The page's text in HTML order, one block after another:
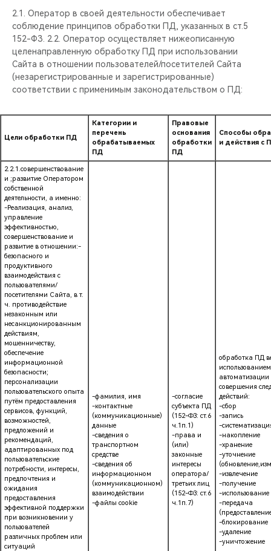
2.1. Оператор в своей деятельности обеспечивает
соблюдение принципов обработки ПД, указанных в ст.5
152-ФЗ. 2.2. Оператор осуществляет нижеописанную
целенаправленную обработку ПД при использовании
Сайта в отношении пользователей/посетителей Сайта
(незарегистрированные и зарегистрированные)
соответствии с применимым законодательством о ПД:
Цели обработки ПД
Категории и
перечень
обрабатываемых
ПД
Правовые
основания
обработки
ПД
Способы
и действия с
2.2.1.совершенствование
и ;развитие Оператором
собственной
деятельности, а именно:
-Реализация, анализ,
управление
эффективностью,
совершенствование и
развитие в отношении:-
безопасного и
продуктивного
взаимодействия с
пользователями/
посетителями Сайта, в т.
ч. противодействие
незаконным или
несанкционированным
действиям,
мошенничеству,
обеспечение
информационной
безопасности;
персонализации
пользовательского опыта
путём предоставления
сервисов, функций,
возможностей,
предложений и
рекомендаций,
адаптированных под
пользовательские
потребности, интересы,
предпочтения и
ожидания
предоставления
эффективной поддержки
при возникновении у
пользователей
различных проблем или
ситуаций
-фамилия, имя
-контактные
(коммуникационные)
данные
-сведения о
транспортном
средстве
-сведения об
информационном
(коммуникационном)
взаимодействии
-файлы cookie
-согласие
субъекта ПД
(152-ФЗ: ст.6
ч.1п.1)
-права и
(или)
законные
интересы
оператора/
третьих лиц
(152-ФЗ: ст.6
ч.1п.7)
обработка ПД
автоматизации
совершения
действий:
-сбор
-запись
-
-накопление
-хранение
-уточнение
-извлечение
-получение
-использование
-передача
-блокирование
-удаление
-уничтожение